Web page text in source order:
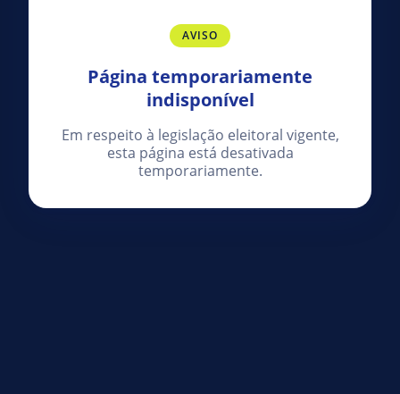
AVISO
Página temporariamente
indisponível
Em respeito à legislação eleitoral vigente,
esta página está desativada
temporariamente.